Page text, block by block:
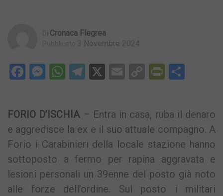
Cronaca Flegrea
3 Novembre 2024
Facebook
Messenger
WhatsApp
Telegram
X EmailCopy
FORIO D’ISCHIA– Entra in casa, ruba il denaro
e aggredisce la ex e il suo attuale compagno. A
Forio i Carabinieri della locale stazione hanno
sottoposto a fermo per rapina aggravata e
lesioni personali un 39enne del posto già noto
alle forze dell’ordine. Sul posto i militari